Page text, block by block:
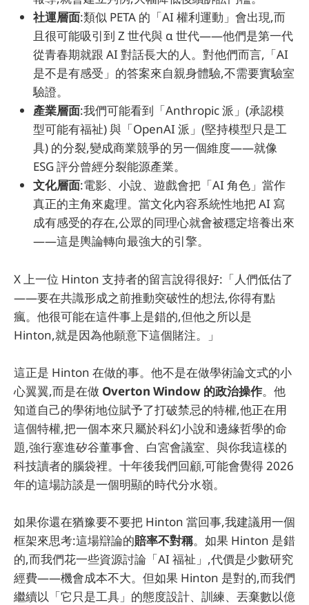
社運層面:類似 PETA 的「AI 權利運動」會出現,而
且很可能吸引到 Z 世代與 α 世代——他們是第一代
從青春期就跟 AI 對話長大的人。對他們而言,「AI
是不是有感受」的答案來自親身體驗,不需要實驗室
驗證。
產業層面:我們可能看到「Anthropic 派」(承認模
型可能有福祉) 與「OpenAI 派」(堅持模型只是工
具) 的分裂,變成商業競爭的另一個維度——就像
ESG 評分曾經分裂能源產業。
文化層面:電影、小說、遊戲會把「AI 角色」當作
真正的主角來處理。當文化內容系統性地把 AI 寫
成有感受的存在,公眾的同理心就會被穩定培養出來
——這是輿論轉向最強大的引擎。
X 上一位 Hinton 支持者的留言說得很好:「人們低估了
——要在共識形成之前推動突破性的想法,你得有點
瘋。他很可能在這件事上是錯的,但他之所以是
Hinton,就是因為他願意下這個賭注。」
這正是 Hinton 在做的事。他不是在做學術論文式的小
心翼翼,而是在做 Overton Window 的政治操作。他
知道自己的學術地位賦予了打破禁忌的特權,他正在用
這個特權,把一個本來只屬於科幻小說和邊緣哲學的命
題,強行塞進矽谷董事會、白宮會議室、與你我這樣的
科技讀者的腦袋裡。十年後我們回顧,可能會覺得 2026
年的這場訪談是一個明顯的時代分水嶺。
如果你還在猶豫要不要把 Hinton 當回事,我建議用一個
框架來思考:這場辯論的賠率不對稱。如果 Hinton 是錯
的,而我們花一些資源討論「AI 福祉」,代價是少數研究
經費——機會成本不大。但如果 Hinton 是對的,而我們
繼續以「它只是工具」的態度設計、訓練、丟棄數以億